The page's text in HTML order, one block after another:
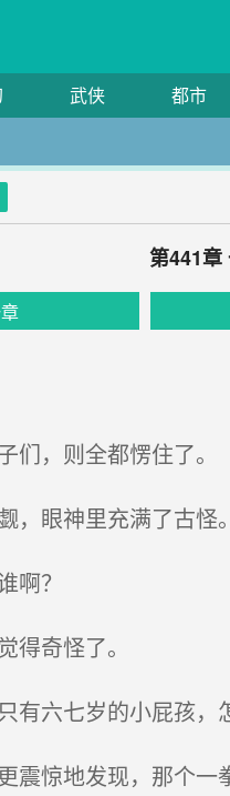
武侠 都市
第441章
，则全都愣住了。
眼神里充满了古怪。
？
奇怪了。
六七岁的小屁孩，
震惊地发现，那个一